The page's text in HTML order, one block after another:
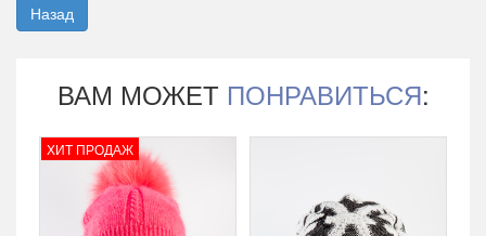
Назад
ВАМ МОЖЕТ ПОНРАВИТЬСЯ:
ХИТ ПРОДАЖ